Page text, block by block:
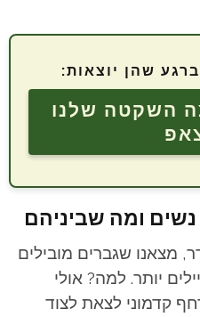
שהן יוצאות:
השקטה שלנו
נשים ומה שביניהם
מצאנו שגברים מובילים
יותר. למה? אולי
קדמוני לצאת לצוד